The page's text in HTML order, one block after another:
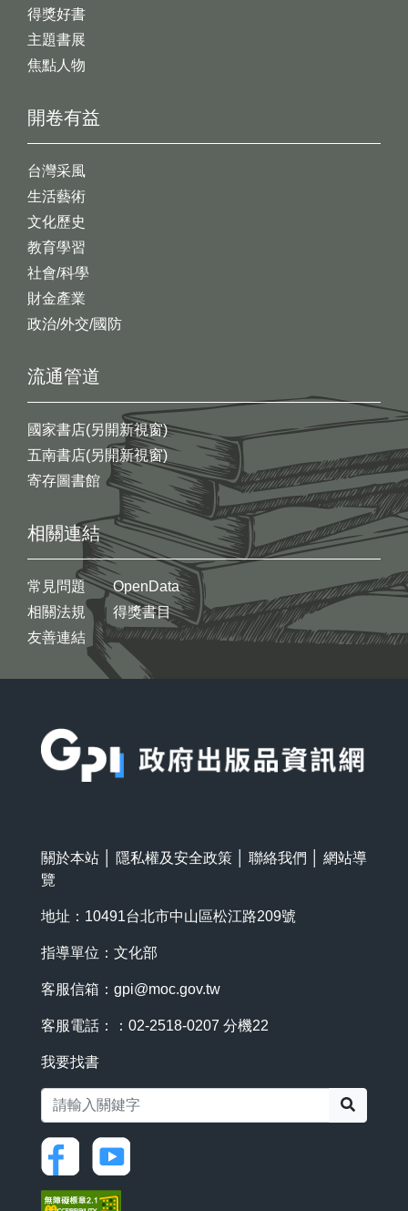
開卷有益
台灣采風
生活藝術
文化歷史
教育學習
社會/科學
財金產業
政治/外交/國防
得獎好書
主題書展
焦點人物
流通管道
國家書店(另開新視窗)
五南書店(另開新視窗)
寄存圖書館
相關連結
常見問題
相關法規
友善連結
OpenData
得獎書目
關於本站 隱私權及安全政策 聯絡我們
網站導
覽
地址：10491台北市中山區松江路209號
指導單位：文化部
客服信箱： gpi@moc.gov.tw
客服電話：：02-2518-0207 分機22
我要找書